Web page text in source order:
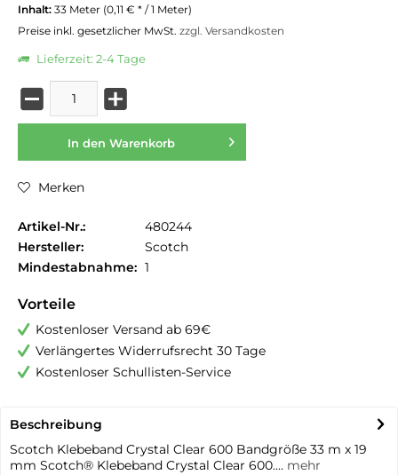
Inhalt: 33 Meter (0,11 € * / 1 Meter)
Preise inkl. gesetzlicher MwSt. zzgl. Versandkosten
Lieferzeit: 2-4 Tage
In den Warenkorb
Merken
Artikel-Nr.:
480244
Hersteller:
Scotch
Mindestabnahme: 1
Vorteile
Kostenloser Versand ab 69€
Verlängertes Widerrufsrecht 30 Tage
Kostenloser Schullisten-Service
Beschreibung
Scotch Klebeband Crystal Clear 600 Bandgröße 33 m x 19
mm Scotch® Klebeband Crystal Clear 600.... mehr